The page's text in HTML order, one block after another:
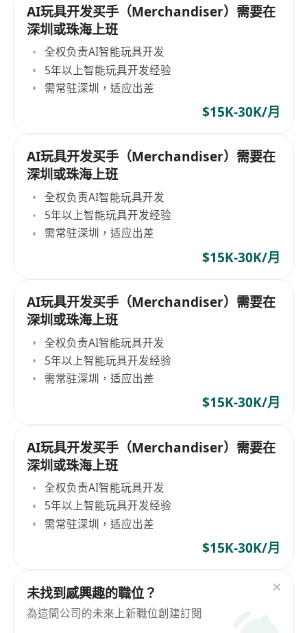
AI玩具开发买手（Merchandiser）需要在
深圳或珠海上班
全权负责AI智能玩具开发
5年以上智能玩具开发经验
需常驻深圳，适应出差
$15K-30K/月
AI玩具开发买手（Merchandiser）需要在
深圳或珠海上班
全权负责AI智能玩具开发
5年以上智能玩具开发经验
需常驻深圳，适应出差
$15K-30K/月
AI玩具开发买手（Merchandiser）需要在
深圳或珠海上班
全权负责AI智能玩具开发
5年以上智能玩具开发经验
需常驻深圳，适应出差
$15K-30K/月
AI玩具开发买手（Merchandiser）需要在
深圳或珠海上班
全权负责AI智能玩具开发
5年以上智能玩具开发经验
需常驻深圳，适应出差
$15K-30K/月
未找到感興趣的職位？
為這間公司的未來上新職位創建訂閱